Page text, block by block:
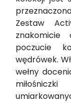
Zestaw
znakomicie
poczucie
wędrówek.
wełny